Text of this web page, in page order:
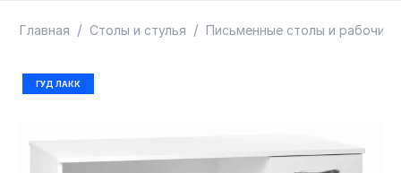
Главная / Столы и стулья / Письменные столы и рабочие
ГУД ЛАКК